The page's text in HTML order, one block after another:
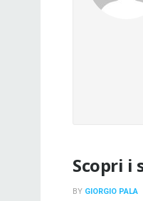
Scopri i
BY GIORGIO PALA